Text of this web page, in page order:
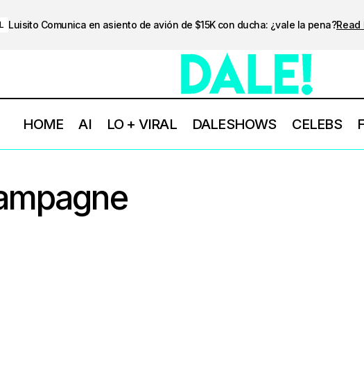
Luisito Comunica en asiento de avión de $15K con ducha: ¿vale la pena?Read
HOME AI LO + VIRAL DALESHOWS CELEBS